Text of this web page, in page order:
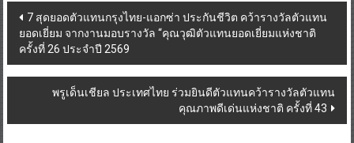
Post
navigation
7 สุดยอดตัวแทนกรุงไทย-แอกซ่า ประกันชีวิต คว้ารางวัลตัวแทน
ยอดเยี่ยม จากงานมอบรางวัล “คุณวุฒิตัวแทนยอดเยี่ยมแห่งชาติ
ครั้งที่ 26 ประจำปี 2569
พรูเด็นเชียล ประเทศไทย ร่วมยินดีตัวแทนคว้ารางวัลตัวแทน
คุณภาพดีเด่นแห่งชาติ ครั้งที่ 43